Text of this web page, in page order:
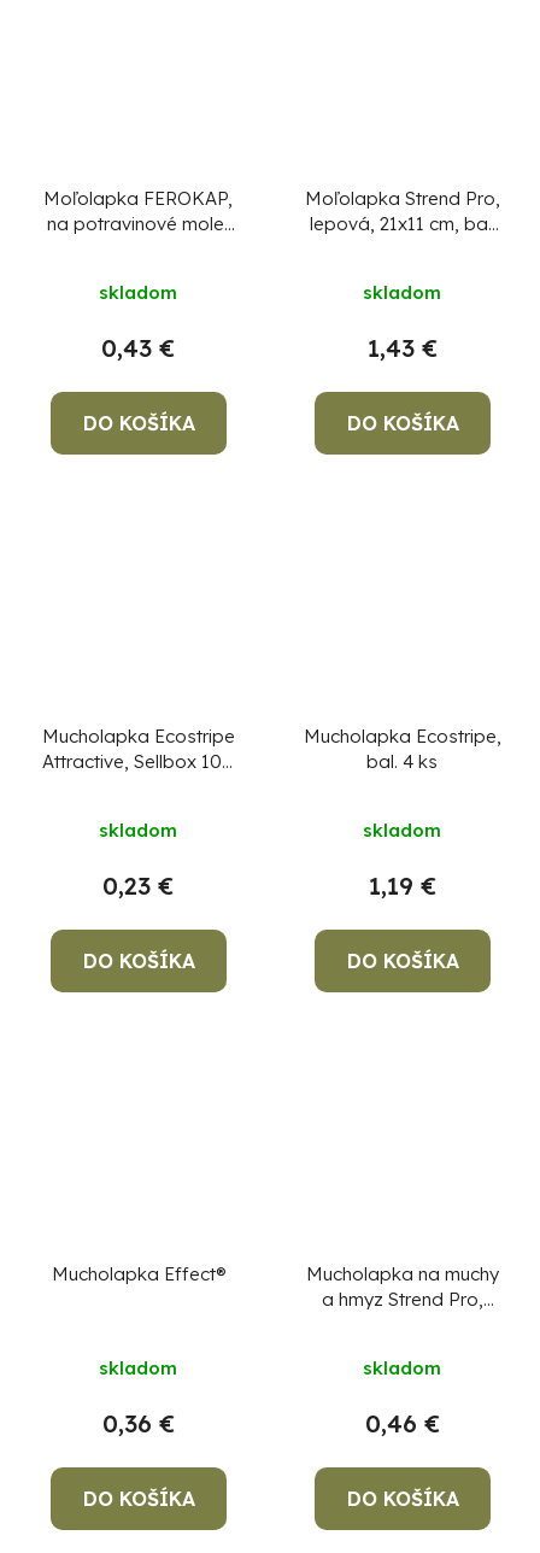
Moľolapka FEROKAP,
na potravinové mole,
NIE ZA BALENIE !
skladom
0,43 €
DO KOŠÍKA
Moľolapka Strend Pro,
lepová, 21x11 cm, bal.
skladom
1,43 €
DO KOŠÍKA
Mucholapka Ecostripe
Attractive, Sellbox 100
skladom
0,23 €
DO KOŠÍKA
Mucholapka Ecostripe,
bal. 4 ks
skladom
1,19 €
DO KOŠÍKA
Mucholapka Effect®
skladom
0,36 €
DO KOŠÍKA
Mucholapka na muchy
a hmyz Strend Pro,
skladom
0,46 €
DO KOŠÍKA